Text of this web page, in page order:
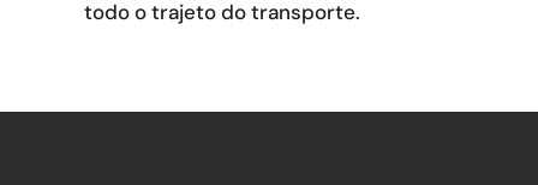
todo o trajeto do transporte.